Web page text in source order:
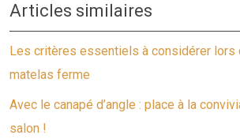
Articles similaires
Les critères essentiels à considérer lors
matelas ferme
Avec le canapé d’angle : place à la
salon !